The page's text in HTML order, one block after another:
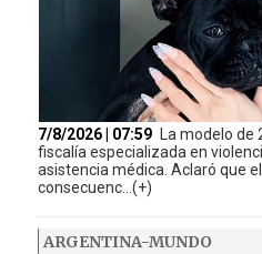
7/8/2026 | 07:59 La modelo de
fiscalía especializada en
asistencia médica. Aclaró que
consecuenc...(+)
ARGENTINA-MUNDO